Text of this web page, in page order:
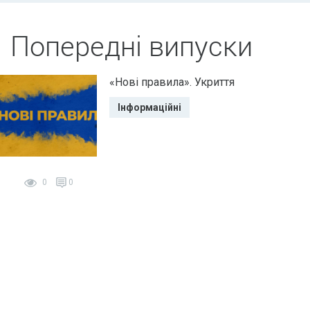
Попередні випуски
0 0
«Нові правила». Укриття
Інформаційні